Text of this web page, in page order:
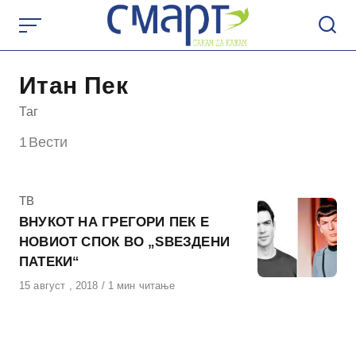
content
Итан Пек
Таг
1 Вести
КАтегорија
ТВ
ВНУКОТ НА ГРЕГОРИ ПЕК Е
НОВИОТ СПОК ВО „ЅВЕЗДЕНИ
ПАТЕКИ“
Објавено
15 август , 2018 1 мин читање